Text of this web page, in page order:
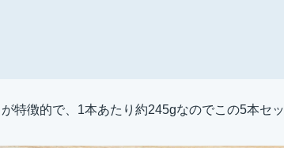
特徴的で、1本あたり約245gなのでこの5本セ